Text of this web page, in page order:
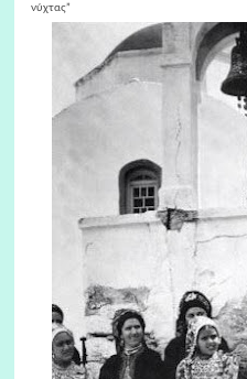
νύχτας”